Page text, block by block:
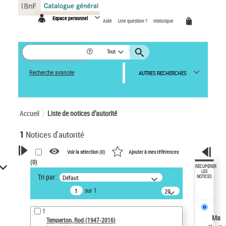
Espace personnel Aide Une question ? Historique
Tout
Recherche avancée AUTRES RECHERCHES
Accueil Liste de notices d’autorité
1 Notices d'autorité
VOTRE RECHERCHE
Recherche avancée dans les
notices d’autorité
Œuvres liées à l'auteur :
Temperton, Rod (1947-2016)
Voir la sélection (0) Ajouter à mes références
(0)
Tri par : Défaut
sur 1
20
résultats/page
1
Temperton, Rod (1947-2016)
RÉCUPÉRER
LES
NOTICES
Ma
Panneau de gestion des cookies